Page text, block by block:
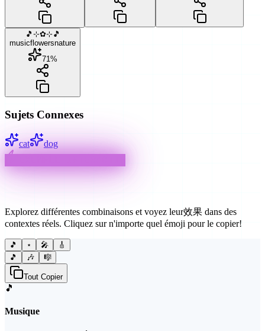
🎵⊹✿⊹🎵
musicflowersnature
71%
Sujets Connexes
cat dog
Explorez différentes combinaisons et voyez leur效果 dans des
contextes réels. Cliquez sur n'importe quel émoji pour le copier!
🎵 ⋆ 🎤
🎸
🎵
🎶 🎼
Tout Copier
🎵
Musique